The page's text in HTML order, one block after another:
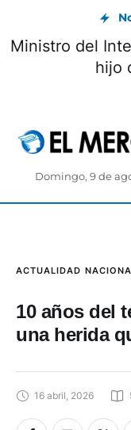
Biblián-Zhud:
durante el
Domingo, 9 de
ACTUALIDAD
10 años del
una herida
16 abril, 2026